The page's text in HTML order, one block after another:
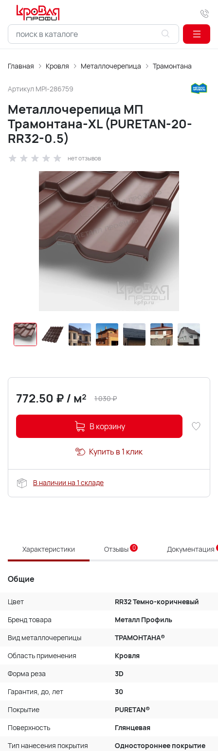
Главная Кровля Металлочерепица Трамонтана
Артикул MPI-286759
Металлочерепица МП
Трамонтана-XL (PURETAN-20-
RR32-0.5)
нет отзывов
772.50 ₽/ м² 1 030₽
В корзину
Купить в 1 клик
В наличии на 1 складе
Характеристики Отзывы 0 Документация
Общие
Цвет
RR32 Темно-коричневый
Бренд товара
Металл Профиль
Вид металлочерепицы
ТРАМОНТАНА®
Область применения
Кровля
Форма реза
3D
Гарантия, до, лет
30
Покрытие
PURETAN®
Поверхность
Глянцевая
Тип нанесения покрытия
Одностороннее покрытие